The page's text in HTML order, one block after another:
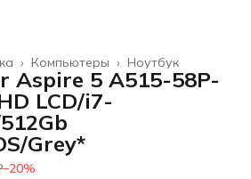
Ноутбук
Компьютеры ›
›
Aspire 5 A515-58P-
LCD/i7-
Grey*
−20%